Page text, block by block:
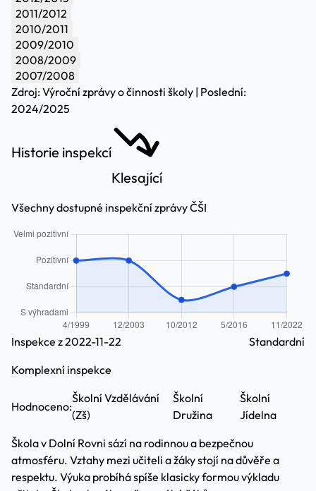
2011/2012
2010/2011
2009/2010
2008/2009
2007/2008
Zdroj: Výroční zprávy o činnosti školy | Poslední:
2024/2025
Historie inspekcí
Klesající
Všechny dostupné inspekční zprávy ČŠI
Inspekce z 2022-11-22
Komplexní inspekce
Standardní
Hodnoceno:
Školní Vzdělávání
(Zš)
Školní
Družina
Školní
Jídelna
Škola v Dolní Rovni sází na rodinnou a bezpečnou
atmosféru. Vztahy mezi učiteli a žáky stojí na důvěře a
respektu. Výuka probíhá spíše klasicky formou výkladu